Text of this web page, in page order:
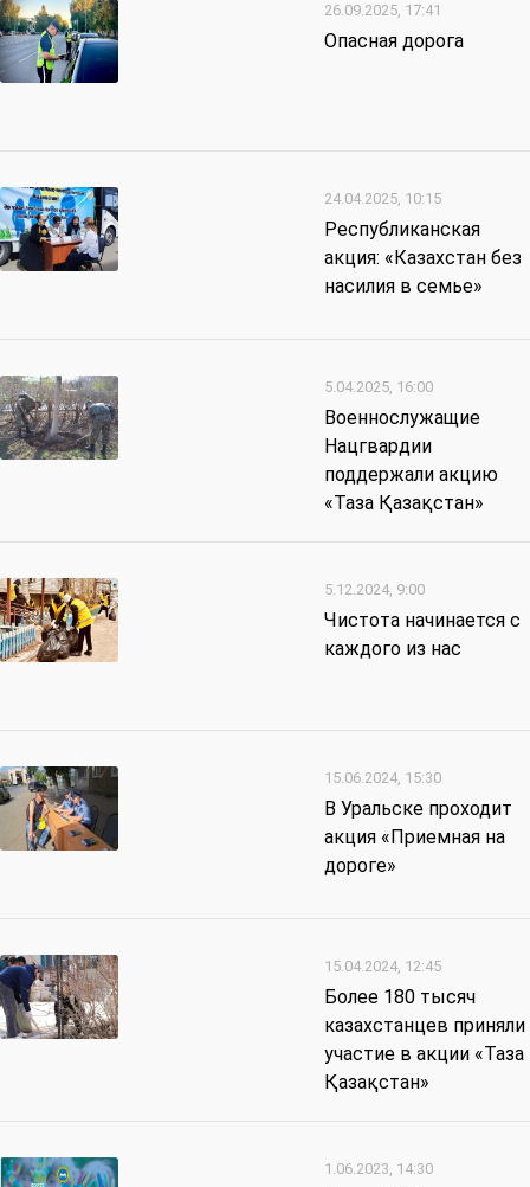
26.09.2025, 17:41
Опасная дорога
24.04.2025, 10:15
Республиканская
акция: «Казахстан без
насилия в семье»
5.04.2025, 16:00
Военнослужащие
Нацгвардии
поддержали акцию
«Таза Қазақстан»
5.12.2024, 9:00
Чистота начинается с
каждого из нас
15.06.2024, 15:30
В Уральске проходит
акция «Приемная на
дороге»
15.04.2024, 12:45
Более 180 тысяч
казахстанцев приняли
участие в акции «Таза
Қазақстан»
1.06.2023, 14:30